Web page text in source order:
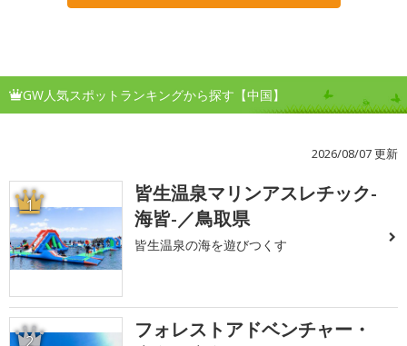
GW人気スポットランキングから探す【中国】
2026/08/07 更新
1
皆生温泉マリンアスレチック-
海皆-／鳥取県
皆生温泉の海を遊びつくす
2
フォレストアドベンチャー・